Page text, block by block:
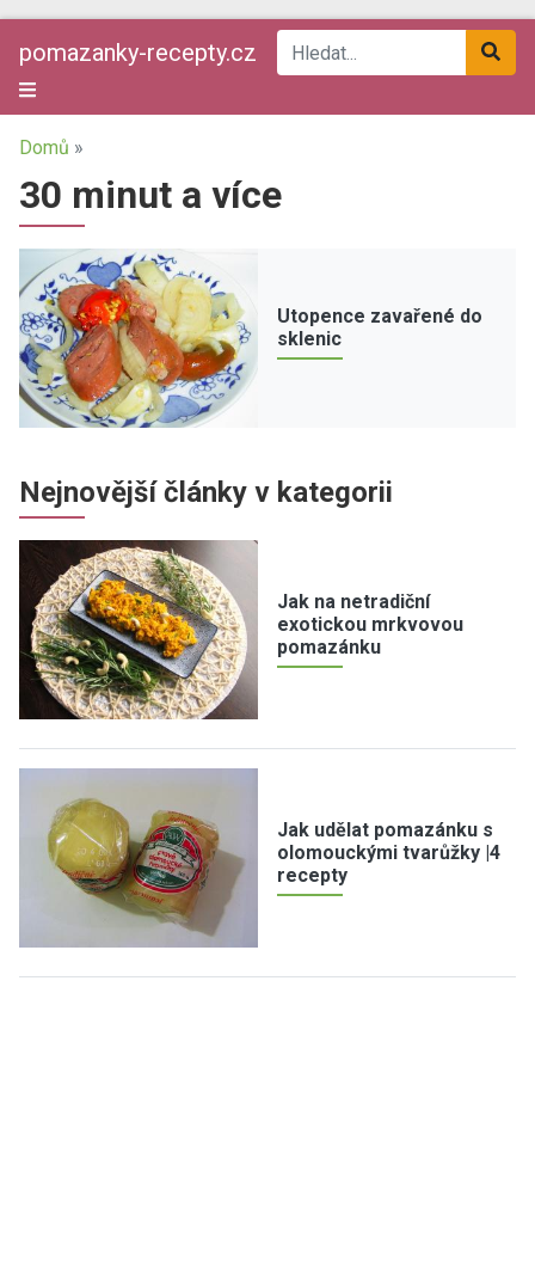
pomazanky-recepty.cz
Domů »
30 minut a více
Utopence zavařené do
sklenic
Nejnovější články v kategorii
Jak na netradiční
exotickou mrkvovou
pomazánku
Jak udělat pomazánku s
olomouckými tvarůžky |4
recepty